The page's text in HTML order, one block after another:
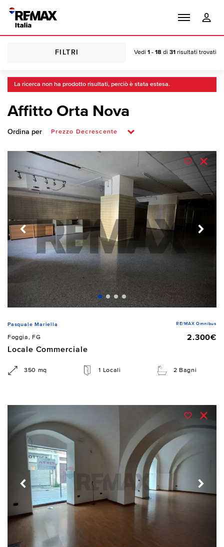
FILTRI Vedi 1 - 18 di 31 risultati trovati
La ricerca non ha prodotto risultati, perciò è stata estesa.
Affitto Orta Nova
Ordina per
Pasquale Mariella RE/MAX Omnibus
Foggia, FG
2.300€
Locale Commerciale
350 mq 1 Locali 2 Bagni